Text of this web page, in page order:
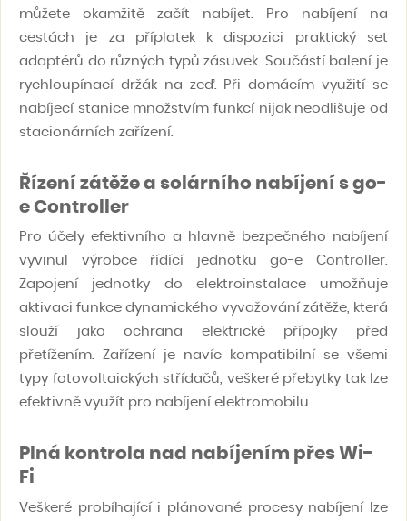
můžete okamžitě začít nabíjet. Pro nabíjení na
cestách je za příplatek k dispozici praktický set
adaptérů do různých typů zásuvek. Součástí balení je
rychloupínací držák na zeď. Při domácím využití se
nabíjecí stanice množstvím funkcí nijak neodlišuje od
stacionárních zařízení.
Řízení zátěže a solárního nabíjení s go-
e Controller
Pro účely efektivního a hlavně bezpečného nabíjení
vyvinul výrobce řídící jednotku go-e Controller.
Zapojení jednotky do elektroinstalace umožňuje
aktivaci funkce dynamického vyvažování zátěže, která
slouží jako ochrana elektrické přípojky před
přetížením. Zařízení je navíc kompatibilní se všemi
typy fotovoltaických střídačů, veškeré přebytky tak lze
efektivně využít pro nabíjení elektromobilu.
Plná kontrola nad nabíjením přes Wi-
Fi
Veškeré probíhající i plánované procesy nabíjení lze